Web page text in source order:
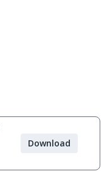
Download